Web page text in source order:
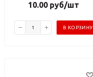
10.00 руб/шт
В КОРЗИНУ